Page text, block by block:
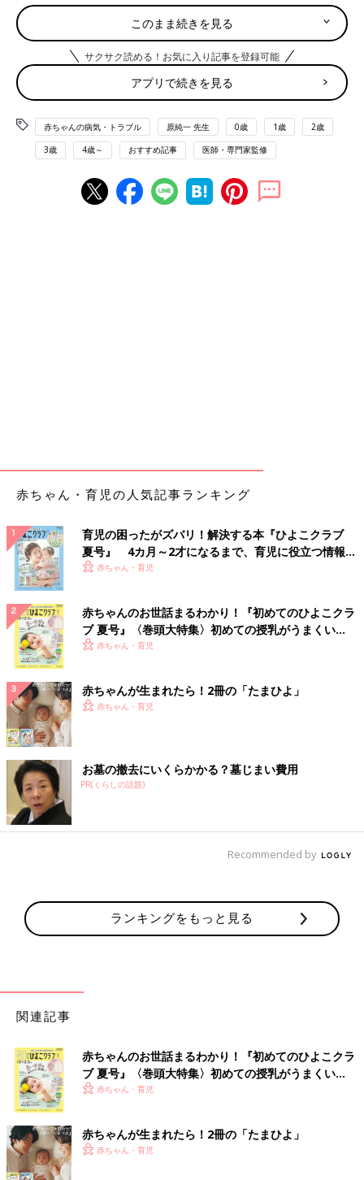
NPO法人シャインオンキッズ理事、公益法人こ
どものホスピスプロジェクト副理事長も務め、
重い病気を抱える子どもとその家族を支援する
活動に取り組んでいる。
5年生存率40％…治療が難しい小児が
ん“神経芽腫”に新薬承認！日本の小児薬
開発の課題も浮き彫りに【専門医】
治療が難しい小児がんの1つ、「神経芽腫（し
症している病気で、そのうち約6割の子どもた
ちは診断時に骨や肝臓、皮膚、骨髄などに転移
たが、どこも診断は同じ。
最後に行った大きい病院でも、同様に言われましたが、大地は普
段便秘症でもなくうんちも普通に出ていたし、痛がり方も『痛
い〜！痛いよぅ〜！』と転がりながら泣き叫ぶくらいだったの
で、先生に違うんじゃないかとお話しして、エコーを撮ってもら
うことになりました。CT検査の結果、すぐに腫瘍とわかりその
日のうちに大阪市立総合医療センターに入院することになりまし
た」（土井さん）
入院後に生検（せいけん／病変の一部を採る検査）の手術で何の
腫瘍か調べた結果、神経芽腫であるとの診断でした。大地くんは
神経芽腫の中でも高リスク群とされ、1年間入退院を繰り返して
の治療になるとの説明だったと言います。大地くんは通っていた
保育園を休園し、かおりさんもつき添いのために仕事を辞めるこ
とに。家族の生活は一変しました。
るでドラマの世界のことのようで…。自分たち家族のこととは思
えませんでした。大地の腫瘍はなんと14cmもの大きさで、体の
中心部よりはみ出ていて、胃も圧迫されていること、全身の骨に
転移をしていること、生存率は40％で、確立されている神経芽腫
痛がったのは大きい腫瘍があったからなんだ、とやっとわかりま
生存率が40%だなんて…ごはんものどを通りませんでした。夜に
1人になると、大地の病気のことを調べまくっていました。調べ
ても考えても不安なことばかりで泣くことが多かったです」（土
けれど日中は、慣れない入院生活や手術後の点滴を嫌がる大地く
お兄ちゃんに会いに帰ったり、と、大忙し。闘病とお兄ちゃんの
1年にも及んだ抗がん剤と治験薬の治療
このまま続きを見る
サクサク読める！お気に入り記事を登録可能
アプリで続きを見る
赤ちゃんの病気・トラブル 原純一 先生 0歳 1歳 2歳
3歳 4歳～ おすすめ記事 医師・専門家監修
赤ちゃん・育児の人気記事ランキング
育児の困ったがズバリ！解決する本『ひよこクラブ
夏号』 4カ月～2才になるまで、育児に役立つ情報が
いっぱい！
赤ちゃん・育児
赤ちゃんのお世話まるわかり！『初めてのひよこクラ
ブ 夏号』〈巻頭大特集〉初めての授乳がうまくい
く！ おっぱい・ミルクの基本と夏のトラブル 解決テ
赤ちゃん・育児
赤ちゃんが生まれたら！2冊の「たまひよ」
赤ちゃん・育児
お墓の撤去にいくらかかる？墓じまい費用
PR(くらしの話題)
Recommended by
ランキングをもっと見る
関連記事
赤ちゃんのお世話まるわかり！『初めてのひよこクラ
ブ 夏号』〈巻頭大特集〉初めての授乳がうまくい
く！ おっぱい・ミルクの基本と夏のトラブル 解決テ
赤ちゃん・育児
赤ちゃんが生まれたら！2冊の「たまひよ」
赤ちゃん・育児